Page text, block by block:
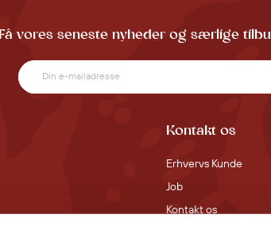
Få vores seneste nyheder og særlige
Kontakt os
Erhvervs Kunde
Job
Kontakt os